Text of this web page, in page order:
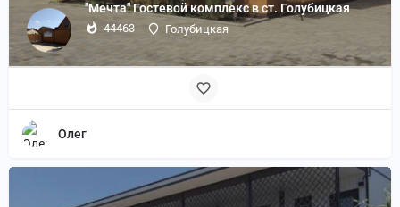
"Мечта" Гостевой комплекс в ст. Голубицкая
44463 Голубицкая
Олег